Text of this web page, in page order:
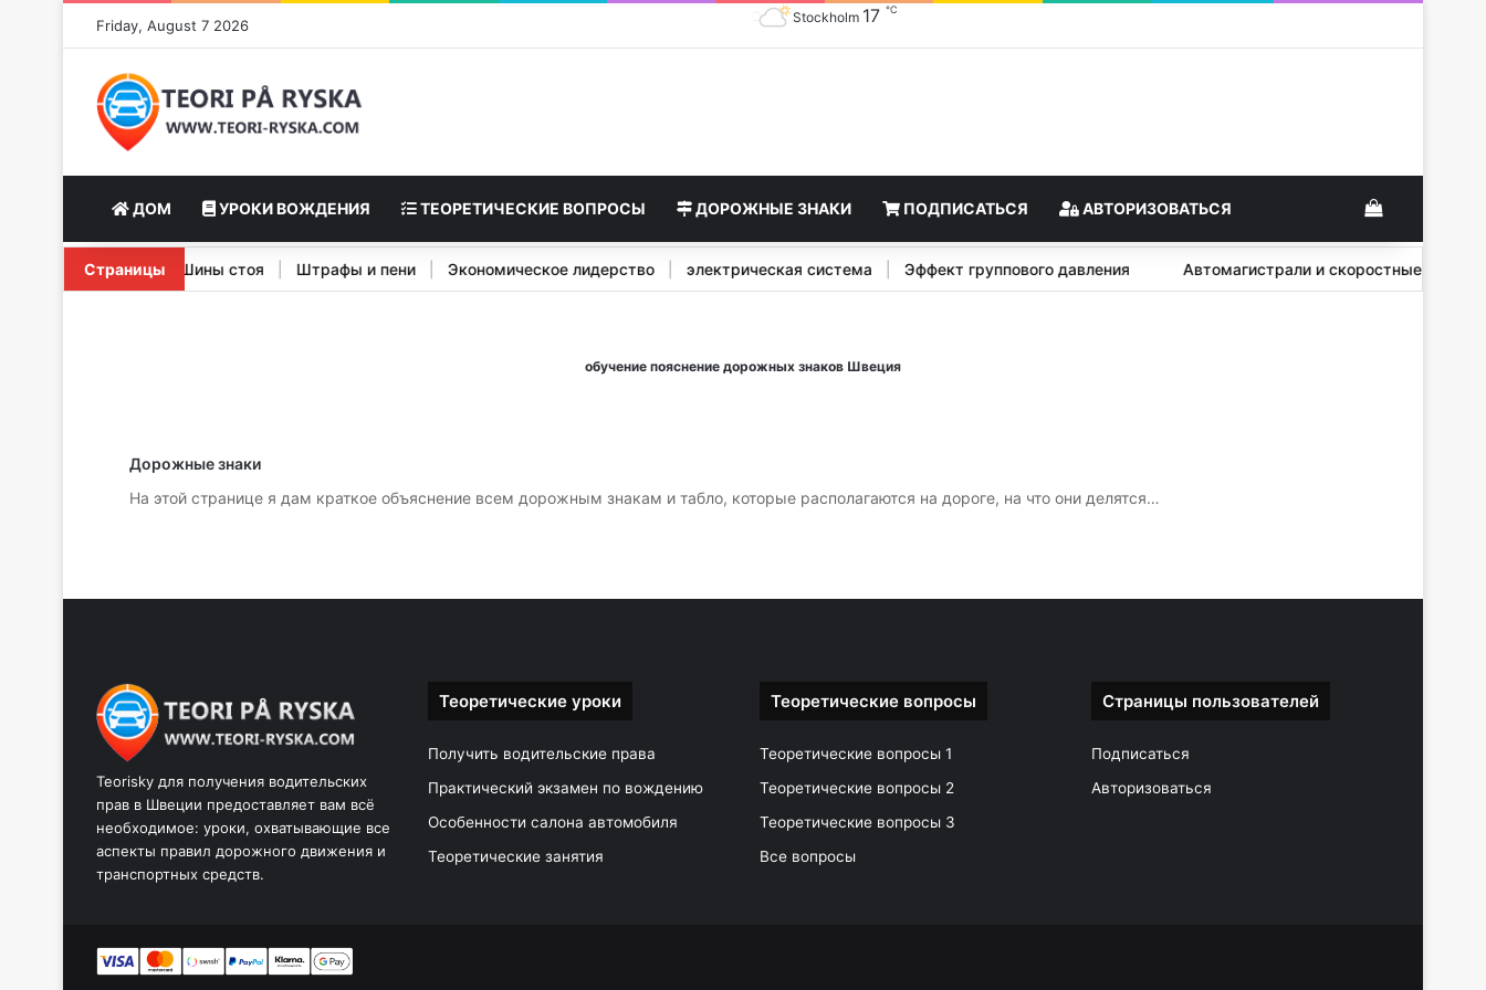
Friday, August 7 2026 Stockholm 17 ℃
ДОМ УРОКИ ВОЖДЕНИЯ ТЕОРЕТИЧЕСКИЕ ВОПРОСЫ ДОРОЖНЫЕ ЗНАКИ ПОДПИСАТЬСЯ АВТОРИЗОВАТЬСЯ View your
Страницы
Stopp Signal | Шины стоя | Штрафы и пени | Экономическое лидерство | электрическая система | Эффект группового давления Автомагистрали и скоростные
обучение пояснение дорожных знаков Швеция
Дорожные знаки
На этой странице я дам краткое объяснение всем дорожным знакам и табло, которые располагаются на дороге, на что они делятся…
Teorisky для получения водительских
прав в Швеции предоставляет вам всё
необходимое: уроки, охватывающие все
аспекты правил дорожного движения и
транспортных средств.
Теоретические уроки
Получить водительские права
Практический экзамен по вождению
Особенности салона автомобиля
Теоретические занятия
Теоретические вопросы
Теоретические вопросы 1
Теоретические вопросы 2
Теоретические вопросы 3
Все вопросы
Страницы пользователей
Подписаться
Авторизоваться